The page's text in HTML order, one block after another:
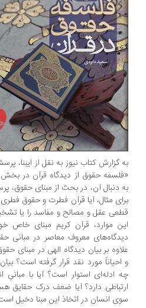
گزارش کتاب نیوز به نقل از ایبنا، پرسش
حقوق از دیدگاه قرآن در بخش
دنبال آن، در بحث از مبنای حقوق،
مثال، آیا قرآن فطرت و حقوق فطری را
عقل و مصالح و مفاسد را یا تشخیص عرف
موارد، قرآن کریم مبنای خاص خود را
معروف معاصر در مبانی حقوق
بر بیان دیدگاه الهی در مبنای حقوق،
مورد نقد قرار گرفته است؟ بیان قرآن
ادله‌ای استوار است؟ آیا با مبانیِ
دارد؟ آیا ضعف درک حقایق هستی و
انسان در اتخاذ این مبنا دخیل است؟ و….